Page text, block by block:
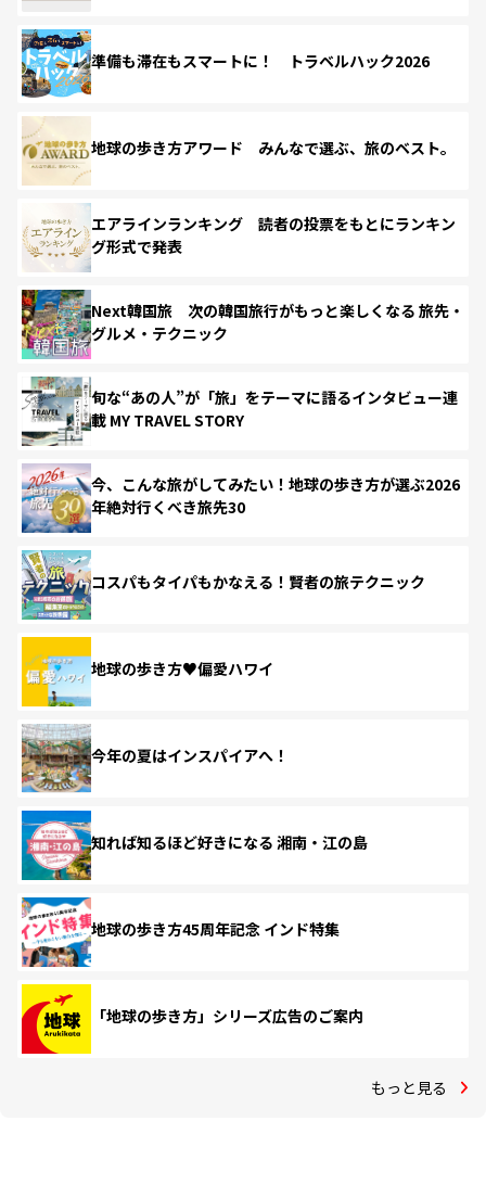
準備も滞在もスマートに！ トラベルハック2026
地球の歩き方アワード みんなで選ぶ、旅のベスト。
エアラインランキング 読者の投票をもとにランキン
グ形式で発表
Next韓国旅 次の韓国旅行がもっと楽しくなる 旅先・
グルメ・テクニック
旬な“あの人”が「旅」をテーマに語るインタビュー連
載 MY TRAVEL STORY
今、こんな旅がしてみたい！地球の歩き方が選ぶ2026
年絶対行くべき旅先30
コスパもタイパもかなえる！賢者の旅テクニック
地球の歩き方♥偏愛ハワイ
今年の夏はインスパイアへ！
知れば知るほど好きになる 湘南・江の島
地球の歩き方45周年記念 インド特集
「地球の歩き方」シリーズ広告のご案内
もっと見る